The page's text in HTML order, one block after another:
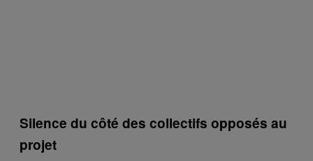
Silence du côté des collectifs opposés au
projet